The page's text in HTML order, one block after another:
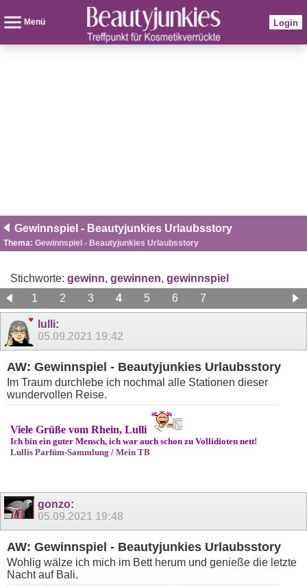
Menü Login
Gewinnspiel - Beautyjunkies Urlaubsstory
Thema: Gewinnspiel - Beautyjunkies Urlaubsstory
Stichworte: gewinn, gewinnen, gewinnspiel
1
2 3 4 5 6 7
lulli:
05.09.2021 19:42
AW: Gewinnspiel - Beautyjunkies Urlaubsstory
Im Traum durchlebe ich nochmal alle Stationen dieser
wundervollen Reise.
Viele Grüße vom Rhein, Lulli
Ich bin ein guter Mensch, ich war auch schon zu Vollidioten nett!
Lullis Parfüm-Sammlung / Mein TB
gonzo:
05.09.2021 19:48
AW: Gewinnspiel - Beautyjunkies Urlaubsstory
Wohlig wälze ich mich im Bett herum und genieße die letzte
Nacht auf Bali.